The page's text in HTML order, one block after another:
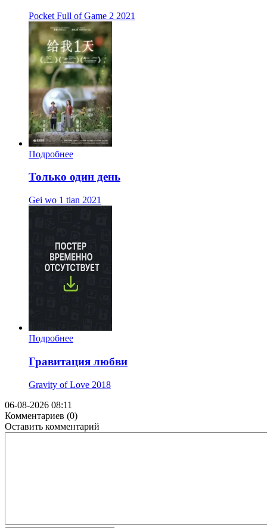
Pocket Full of Game 2 2021
Подробнее
Только один день
Gei wo 1 tian 2021
Подробнее
Гравитация любви
Gravity of Love 2018
06-08-2026 08:11
Комментариев (0)
Оставить комментарий